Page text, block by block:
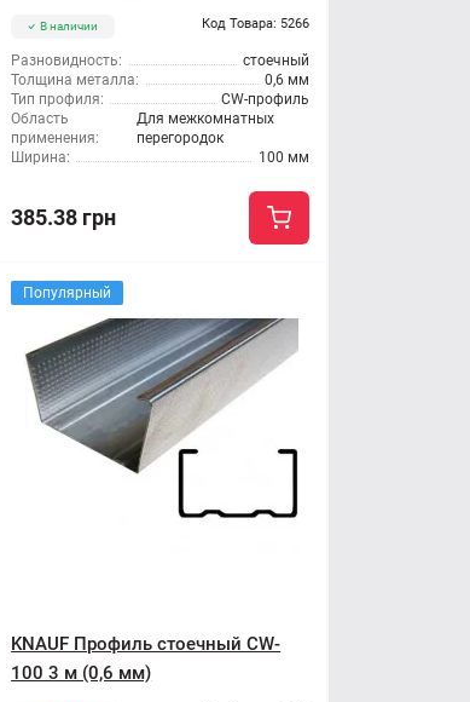
В наличии Код Товара: 5266
Разновидность:
стоечный
Толщина металла:
0,6 мм
Тип профиля:
CW-профиль
Область
применения:
Для межкомнатных
перегородок
Ширина:
100 мм
385.38 грн
Популярный
KNAUF Профиль стоечный CW-
100 3 м (0,6 мм)